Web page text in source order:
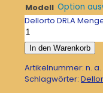
Modell
Dellorto DRLA
In den Warenkorb
Artikelnummer: n. a.
Schlagwörter: